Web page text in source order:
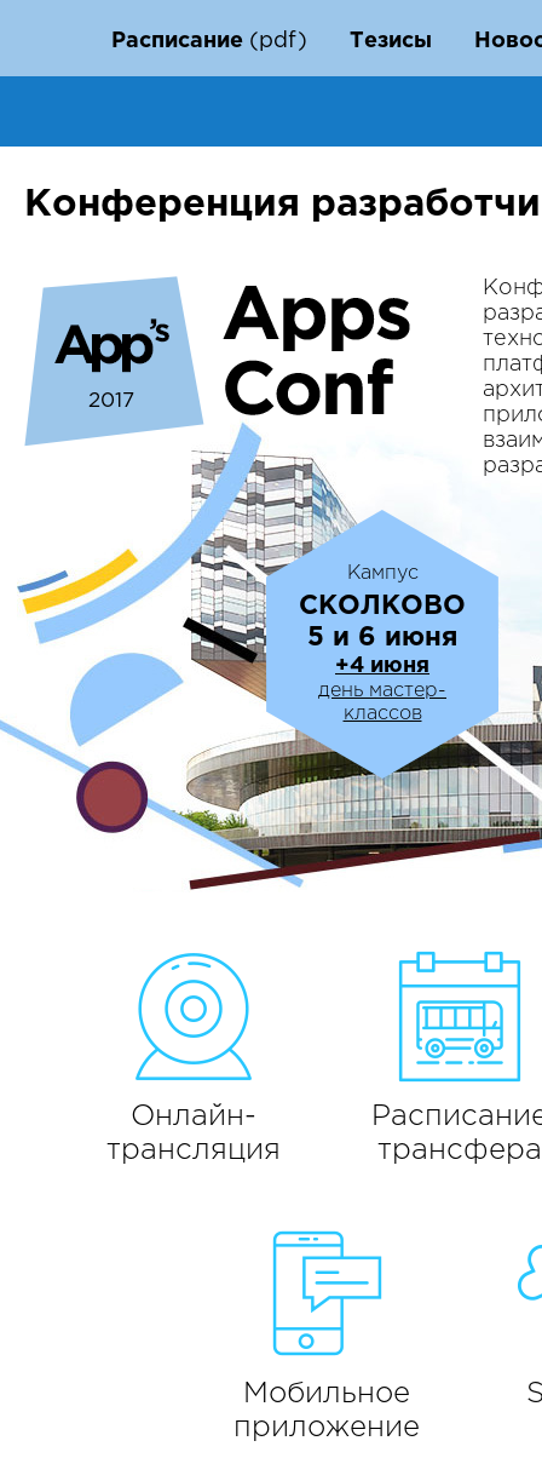
Расписание (pdf) Тезисы
Конференция
2017
Кампус
СКОЛКОВО
5 и 6 июня
+4 июня
день мастер-
классов
Онлайн-
трансляция
трансфера
Мобильное
приложение